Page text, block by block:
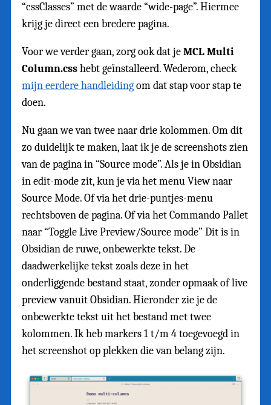
“cssClasses” met de waarde “wide-page”. Hiermee
krijg je direct een bredere pagina.
Voor we verder gaan, zorg ook dat jeMCL Multi
Column.csshebt geïnstalleerd. Wederom, check
mijn eerdere handleidingom dat stap voor stap te
doen.
Nu gaan we van twee naar drie kolommen. Om dit
zo duidelijk te maken, laat ik je de screenshots zien
van de pagina in “Source mode”. Als je in Obsidian
in edit-mode zit, kun je via het menu View naar
Source Mode. Of via het drie-puntjes-menu
rechtsboven de pagina. Of via het Commando Pallet
naar “Toggle Live Preview/Source mode” Dit is in
Obsidian de ruwe, onbewerkte tekst. De
daadwerkelijke tekst zoals deze in het
onderliggende bestand staat, zonder opmaak of live
preview vanuit Obsidian. Hieronder zie je de
onbewerkte tekst uit het bestand met twee
kolommen. Ik heb markers 1 t/m 4 toegevoegd in
het screenshot op plekken die van belang zijn.